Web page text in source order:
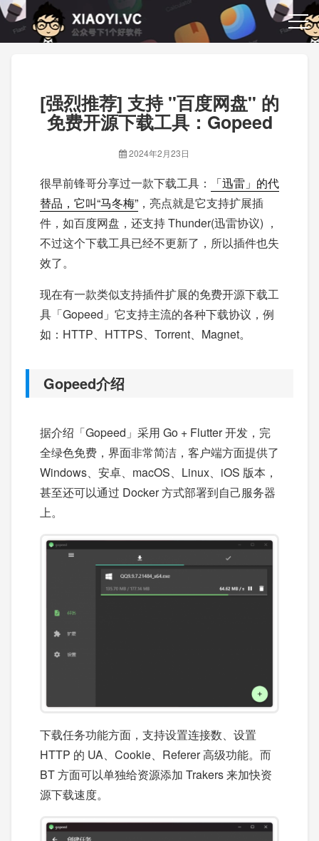
[强烈推荐] 支持 "百度网盘" 的
免费开源下载工具：Gopeed
2024年2月23日
很早前锋哥分享过一款下载工具：
「迅雷」的代
替品，它叫“马冬梅” ，亮点就是它支持扩展插
件，如百度网盘，还支持 Thunder(迅雷协议) ，
不过这个下载工具已经不更新了，所以插件也失
效了。
现在有一款类似支持插件扩展的免费开源下载工
具「Gopeed」它支持主流的各种下载协议，例
如：HTTP、HTTPS、Torrent、Magnet。
Gopeed介绍
据介绍「Gopeed」采用 Go + Flutter 开发，完
全绿色免费，界面非常简洁，客户端方面提供了
Windows、安卓、macOS、Linux、iOS 版本，
甚至还可以通过 Docker 方式部署到自己服务器
上。
下载任务功能方面，支持设置连接数、设置
HTTP 的 UA、Cookie、Referer 高级功能。而
BT 方面可以单独给资源添加 Trakers 来加快资
源下载速度。